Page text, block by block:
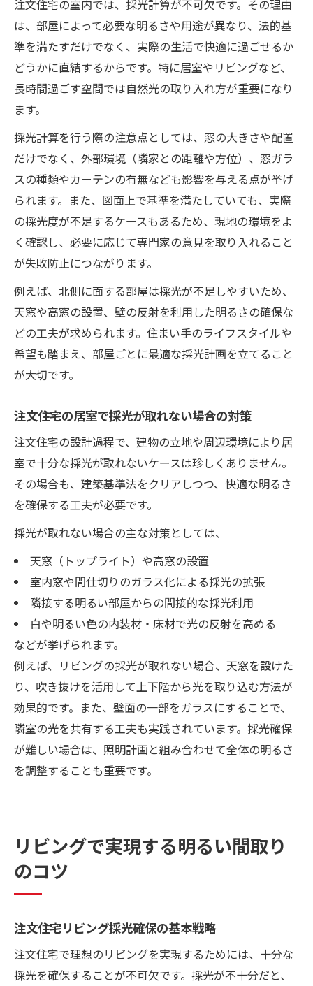
注文住宅の室内では、採光計算が不可欠です。その理由
は、部屋によって必要な明るさや用途が異なり、法的基
準を満たすだけでなく、実際の生活で快適に過ごせるか
どうかに直結するからです。特に居室やリビングなど、
長時間過ごす空間では自然光の取り入れ方が重要になり
ます。
採光計算を行う際の注意点としては、窓の大きさや配置
だけでなく、外部環境（隣家との距離や方位）、窓ガラ
スの種類やカーテンの有無なども影響を与える点が挙げ
られます。また、図面上で基準を満たしていても、実際
の採光度が不足するケースもあるため、現地の環境をよ
く確認し、必要に応じて専門家の意見を取り入れること
が失敗防止につながります。
例えば、北側に面する部屋は採光が不足しやすいため、
天窓や高窓の設置、壁の反射を利用した明るさの確保な
どの工夫が求められます。住まい手のライフスタイルや
希望も踏まえ、部屋ごとに最適な採光計画を立てること
が大切です。
注文住宅の居室で採光が取れない場合の対策
注文住宅の設計過程で、建物の立地や周辺環境により居
室で十分な採光が取れないケースは珍しくありません。
その場合も、建築基準法をクリアしつつ、快適な明るさ
を確保する工夫が必要です。
採光が取れない場合の主な対策としては、
天窓（トップライト）や高窓の設置
室内窓や間仕切りのガラス化による採光の拡張
隣接する明るい部屋からの間接的な採光利用
白や明るい色の内装材・床材で光の反射を高める
などが挙げられます。
例えば、リビングの採光が取れない場合、天窓を設けた
り、吹き抜けを活用して上下階から光を取り込む方法が
効果的です。また、壁面の一部をガラスにすることで、
隣室の光を共有する工夫も実践されています。採光確保
が難しい場合は、照明計画と組み合わせて全体の明るさ
を調整することも重要です。
リビングで実現する明るい間取り
のコツ
注文住宅リビング採光確保の基本戦略
注文住宅で理想のリビングを実現するためには、十分な
採光を確保することが不可欠です。採光が不十分だと、